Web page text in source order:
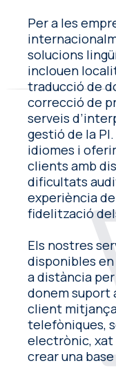
Per a les
solucions
inclouen
traducció de
correcció de
serveis
gestió de la
idiomes i
clients amb
dificultats
experiència
fidelització
Els nostres
disponibles
a distància
donem suport
client
telefòniques,
electrònic, xat
crear una